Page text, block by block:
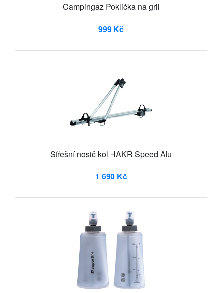
Campingaz Poklička na gril
999 Kč
Střešní nosič kol HAKR Speed Alu
1 690 Kč